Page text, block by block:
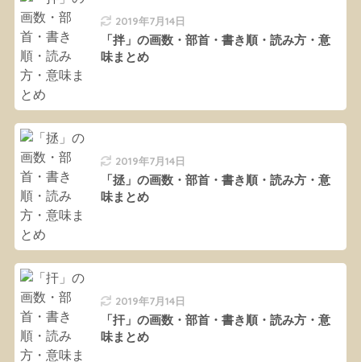
2019年7月14日
「拌」の画数・部首・書き順・読み方・意
味まとめ
2019年7月14日
「拯」の画数・部首・書き順・読み方・意
味まとめ
2019年7月14日
「扞」の画数・部首・書き順・読み方・意
味まとめ